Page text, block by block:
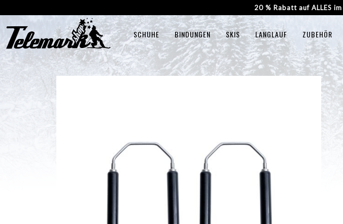
20 % Rabatt auf ALLES
SCHUHE BINDUNGEN SKIS LANGLAUF ZUBEHÖR